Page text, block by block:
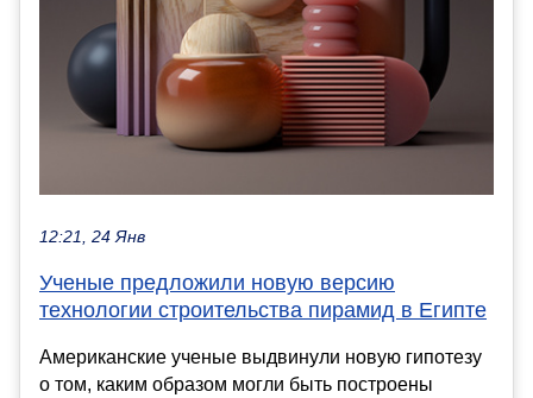
12:21, 24 Янв
Ученые предложили новую версию
технологии строительства пирамид в Египте
Американские ученые выдвинули новую гипотезу
о том, каким образом могли быть построены